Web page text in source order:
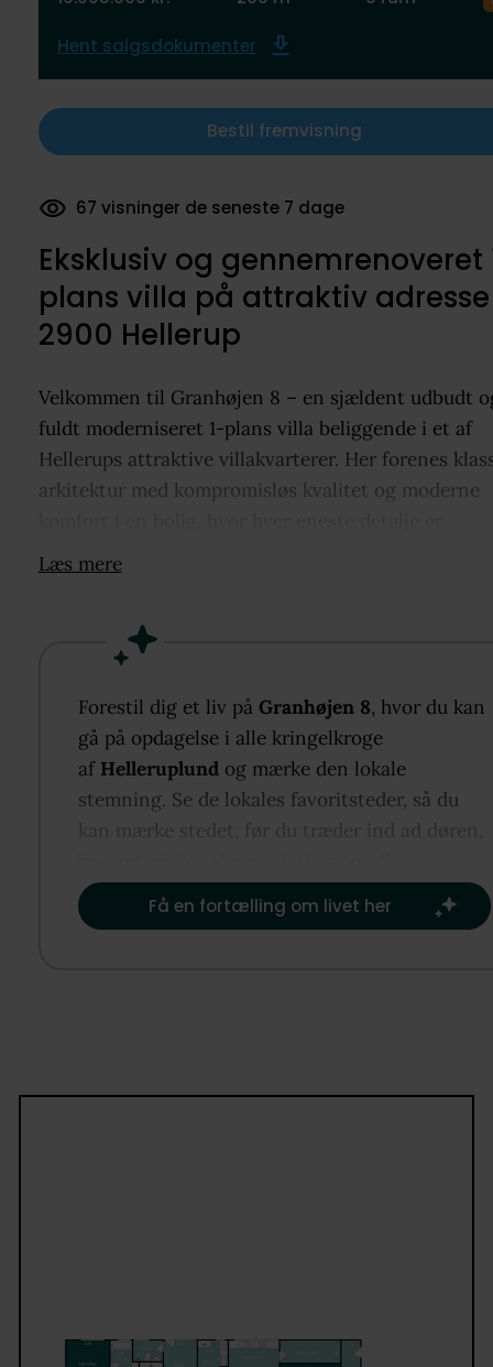
Hent salgsdokumenter
Bestil fremvisning
24 dokumenter downloadet
Eksklusiv og gennemrenoveret
plans villa på attraktiv
2900 Hellerup
Velkommen til Granhøjen 8 – en sjældent udbudt
fuldt moderniseret 1-plans villa beliggende i et af
Hellerups attraktive villakvarterer. Her forenes
arkitektur med kompromisløs kvalitet og moderne
gennemtænkt.
gennemrenoveret med stor respekt for husets
på en 820 m² stor, solrig og ugeneret grund –
orienteret, så lyset kan nydes dagen igennem.
Boligens hjerte er det imponerende køkken-alrum
eksklusivt snedkerkøkken, hvor æstetik og
hverdagsliv og gæster, og rummet ligger i åben
forbindelse med den store, indbydende stue. De
kendt for sin gedigne byggestil, funktionelle
Læs mere
Forestil dig et liv på Granhøjen 8, hvor du kan
gå på opdagelse i alle kringelkroge
af Helleruplund og mærke den lokale
stemning. Se de lokales favoritsteder, så du
kan mærke stedet, før du træder ind ad døren,
Få en fortælling om livet her